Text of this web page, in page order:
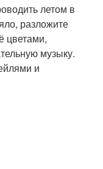
летом в
разложите
цветами,
музыку.
и